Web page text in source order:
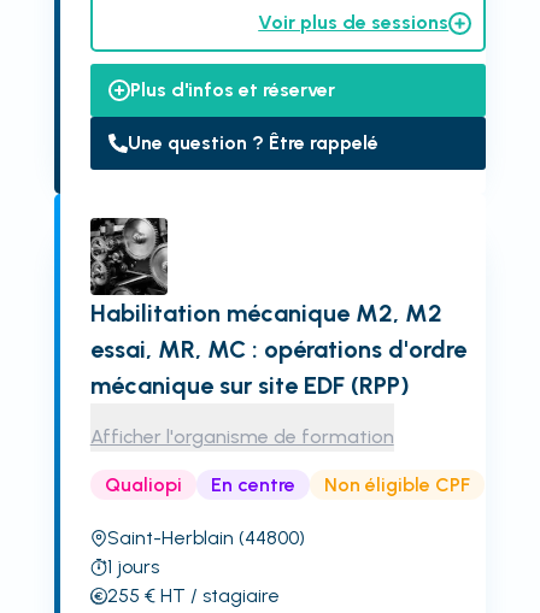
Voir plus de sessions
Plus d'infos et réserver
Une question ? Être rappelé
Habilitation mécanique M2, M2
essai, MR, MC : opérations d'ordre
mécanique sur site EDF (RPP)
Afficher l'organisme de formation
Qualiopi En centre Non éligible CPF
Saint-Herblain (44800)
1 jours
255 € HT / stagiaire